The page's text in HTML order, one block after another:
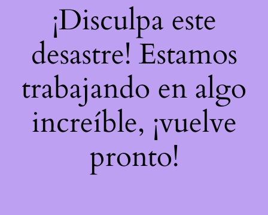
¡Disculpa este
desastre! Estamos
trabajando en algo
increíble, ¡vuelve
pronto!